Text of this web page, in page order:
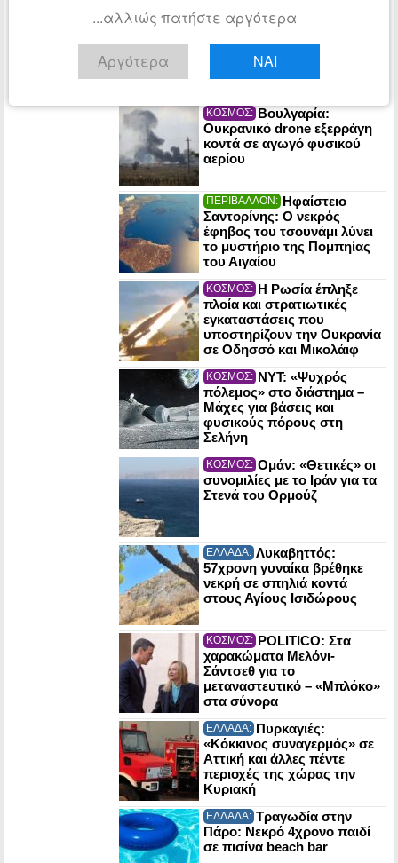
ΚΟΣΜΟΣ: Γροιλανδία: Στόχος
της «αυλής Τραμπ»
πετρελαϊκό κοίτασμα αξίας
έως $1 τρισ.
ΚΟΣΜΟΣ: Βουλγαρία:
Ουκρανικό drone εξερράγη
κοντά σε αγωγό φυσικού
αερίου
ΠΕΡΙΒΑΛΛΟΝ: Ηφαίστειο
Σαντορίνης: Ο νεκρός
έφηβος του τσουνάμι λύνει
το μυστήριο της Πομπηίας
του Αιγαίου
ΚΟΣΜΟΣ: Η Ρωσία έπληξε
πλοία και στρατιωτικές
εγκαταστάσεις που
υποστηρίζουν την Ουκρανία
σε Οδησσό και Μικολάιφ
ΚΟΣΜΟΣ: NYT: «Ψυχρός
πόλεμος» στο διάστημα –
Μάχες για βάσεις και
φυσικούς πόρους στη
Σελήνη
ΚΟΣΜΟΣ: Ομάν: «Θετικές» οι
συνομιλίες με το Ιράν για τα
Στενά του Ορμούζ
ΕΛΛΑΔΑ: Λυκαβηττός:
57χρονη γυναίκα βρέθηκε
νεκρή σε σπηλιά κοντά
στους Αγίους Ισιδώρους
ΚΟΣΜΟΣ: POLITICO: Στα
χαρακώματα Μελόνι-
Σάντσεθ για το
μεταναστευτικό – «Μπλόκο»
στα σύνορα
ΕΛΛΑΔΑ: Πυρκαγιές:
«Κόκκινος συναγερμός» σε
Αττική και άλλες πέντε
περιοχές της χώρας την
Κυριακή
ΕΛΛΑΔΑ: Τραγωδία στην
Πάρο: Νεκρό 4χρονο παιδί
σε πισίνα beach bar
...αλλιώς πατήστε αργότερα
Αργότερα ΝΑΙ